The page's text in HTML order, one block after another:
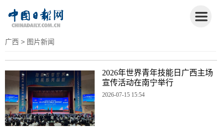
广西 > 图片新闻
2026年世界青年技能日广西主场
宣传活动在南宁举行
2026-07-15 15:54